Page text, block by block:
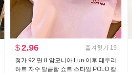
$2.96 즐겨찾기 19
정가 92 면 8 암모니아 Lun 이후 테두리
하트 자수 달콤함 쇼트 스타일 POLO 칼